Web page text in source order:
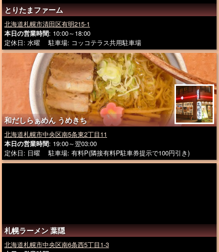
とりたまファーム
北海道札幌市清田区有明215-1
本日の営業時間: 10:00～18:00
定休日: 水曜 駐車場: コッコテラス共用駐車場
和だしらぁめん うめきち
北海道札幌市中央区南5条東2丁目11
本日の営業時間: 19:00～翌03:00
定休日: 日曜 駐車場: 有料P(隣接有料P駐車券提示で100円引き)
札幌ラーメン 葉隠
北海道札幌市中央区南6条西5丁目1-3